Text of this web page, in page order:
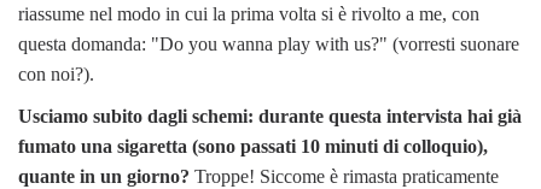
riassume nel modo in cui la prima volta si è rivolto a me, con
questa domanda: "Do you wanna play with us?" (vorresti suonare
con noi?).
Usciamo subito dagli schemi: durante questa intervista hai già
fumato una sigaretta (sono passati 10 minuti di colloquio),
quante in un giorno? Troppe! Siccome è rimasta praticamente